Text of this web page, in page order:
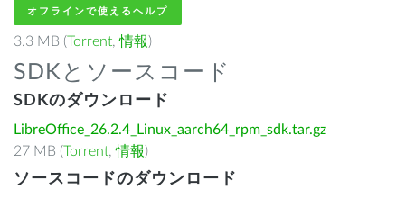
オフラインで使えるヘルプ
3.3 MB (Torrent,情報)
SDKとソースコード
SDKのダウンロード
LibreOffice_26.2.4_Linux_aarch64_rpm_sdk.tar.gz
27 MB (Torrent,情報)
ソースコードのダウンロード